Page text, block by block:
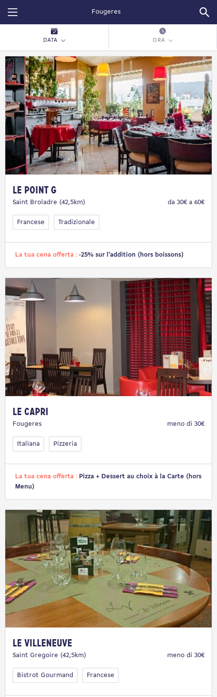
Restopolitan
DATA ORA
Le Point G
Saint Broladre (42,5km) da 30€ a 60€
Francese Tradizionale
La tua cena offerta : -25% sur l'addition (hors boissons)
Le Capri
Fougeres meno di 30€
Italiana Pizzeria
La tua cena offerta : Pizza + Dessert au choix à la Carte (hors
Menu)
Le Villeneuve
Saint Gregoire (42,5km) meno di 30€
Bistrot Gourmand Francese